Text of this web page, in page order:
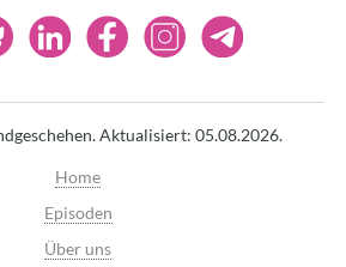
Aktualisiert: 05.08.2026.
Home
Episoden
Über uns